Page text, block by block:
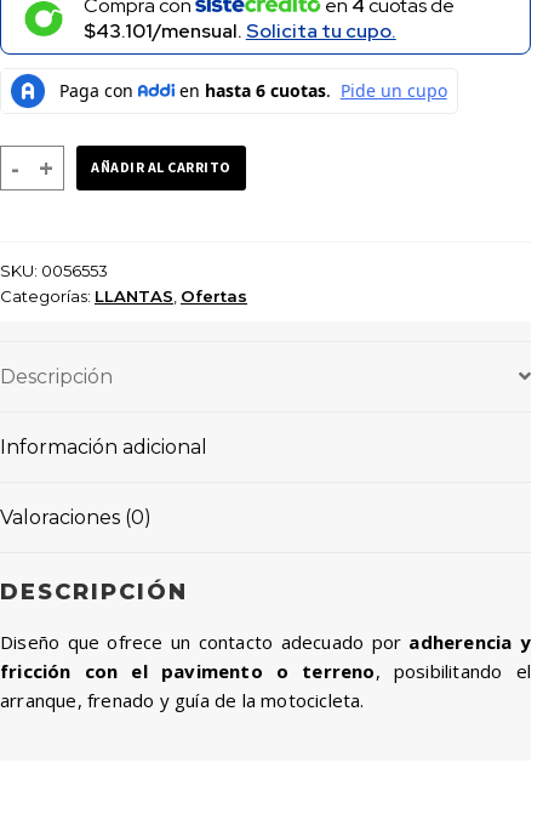
Compra con en 4cuotas de
$43.101/mensual.Solicita tu cupo.
-
LLANTA
NAYASA
18
TUBETYPE
+ AÑADIR AL CARRITO
SKU: 0056553
Categorías: LLANTAS Ofertas
Descripción
Información adicional
Valoraciones (0)
DESCRIPCIÓN
Diseño que ofrece un contacto adecuado por adherencia y
fricción con el pavimento o terreno, posibilitando el
arranque, frenado y guía de la motocicleta.